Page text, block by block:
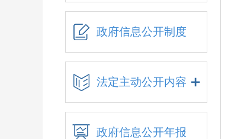
政府信息公开制度
法定主动公开内容
政府信息公开年报